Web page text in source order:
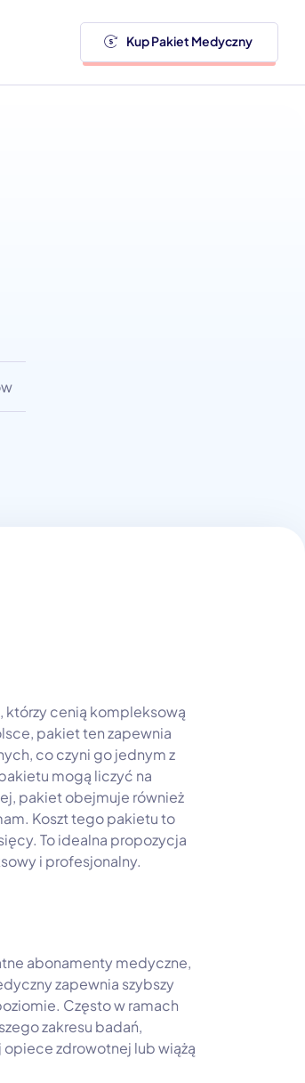
Kup Pakiet Medyczny
którzy cenią kompleksową
pakiet ten zapewnia
co czyni go jednym z
mogą liczyć na
pakiet obejmuje również
Koszt tego pakietu to
To idealna propozycja
i profesjonalny.
abonamenty medyczne,
zapewnia szybszy
Często w ramach
zakresu badań,
zdrowotnej lub wiążą